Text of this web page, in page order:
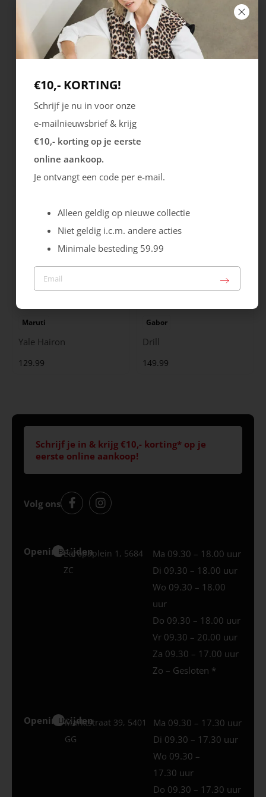
Rieker
Cristallino
99.99 129.99
Maruti
Yale Hairon
129.99
Gabor
Drill
149.99
Schrijf je in & krijg €10,- korting* op je
eerste online aankoop!
Volg ons
Openingstijden
Best
Europaplein 1, 5684
ZC
Ma 09.30 – 18.00 uur
Di 09.30 – 18.00 uur
Wo 09.30 – 18.00
uur
Do 09.30 – 18.00 uur
Vr 09.30 – 20.00 uur
Za 09.30 – 17.00 uur
Zo – Gesloten *
Openingstijden
Uden
Marktstraat 39, 5401
GG
Ma 09.30 – 17.30 uur
Di 09.30 – 17.30 uur
Wo 09.30 –
17.30 uur
Do 09.30 – 17.30 uur
€10,- KORTING!
Schrijf je nu in voor onze
e-mailnieuwsbrief & krijg
€10,- korting op je eerste
online aankoop.
Je ontvangt een code per e-mail.
Alleen geldig op nieuwe collectie
Niet geldig i.c.m. andere acties
Minimale besteding 59.99